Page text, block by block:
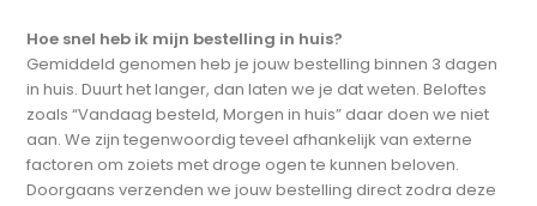
Hoe snel heb ik mijn bestelling in huis?
Gemiddeld genomen heb je jouw bestelling binnen 3 dagen
in huis. Duurt het langer, dan laten we je dat weten. Beloftes
zoals “Vandaag besteld, Morgen in huis” daar doen we niet
aan. We zijn tegenwoordig teveel afhankelijk van externe
factoren om zoiets met droge ogen te kunnen beloven.
Doorgaans verzenden we jouw bestelling direct zodra deze